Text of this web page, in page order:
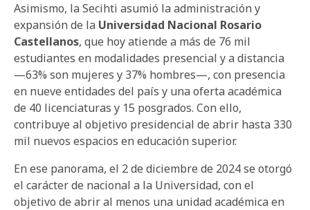
Asimismo, la Secihti asumió la administración y
expansión de la Universidad Nacional Rosario
Castellanos, que hoy atiende a más de 76 mil
estudiantes en modalidades presencial y a distancia
—63% son mujeres y 37% hombres—, con presencia
en nueve entidades del país y una oferta académica
de 40 licenciaturas y 15 posgrados. Con ello,
contribuye al objetivo presidencial de abrir hasta 330
mil nuevos espacios en educación superior.
En ese panorama, el 2 de diciembre de 2024 se otorgó
el carácter de nacional a la Universidad, con el
objetivo de abrir al menos una unidad académica en